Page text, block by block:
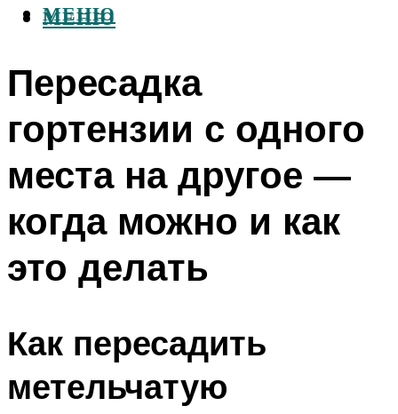
МЕНЮ
МЕНЮ
Пересадка
гортензии с одного
места на другое —
когда можно и как
это делать
Как пересадить
метельчатую